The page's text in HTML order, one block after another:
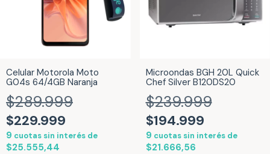
Celular Motorola Moto
G04s 64/4GB Naranja
$289.999
$229.999
9 cuotas sin interés de
$25.555,44
Microondas BGH 20L Quick
Chef Silver B120DS20
$239.999
$194.999
9 cuotas sin interés de
$21.666,56